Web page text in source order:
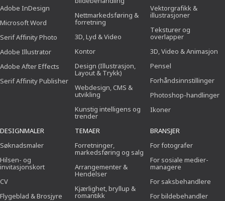
Adobe InDesign
Microsoft Word
Serif Affinity Photo
Adobe Illustrator
Adobe After Effects
Serif Affinity Publisher
Nettmarkedsføring &
forretning
3D, Lyd & Video
Kontor
Design (Illustrasjon,
Layout & Trykk)
Webdesign, CMS &
utvikling
Kunstig intelligens og
trender
Vektorgrafikk &
illustrasjoner
Teksturer og
overlapper
3D, Video & Animasjon
Pensel
Forhåndsinnstillinger
Photoshop-handlinger
Ikoner
DESIGNMALER
Søknadsmaler
Hilsen- og
invitasjonskort
CV
Flygeblad & Brosjyre
TEMAER
Forretninger,
markedsføring og salg
Arrangementer &
Hendelser
Kjærlighet, bryllup &
romantikk
BRANSJER
For fotografer
For sosiale medier-
managere
For saksbehandlere
For bildebehandler